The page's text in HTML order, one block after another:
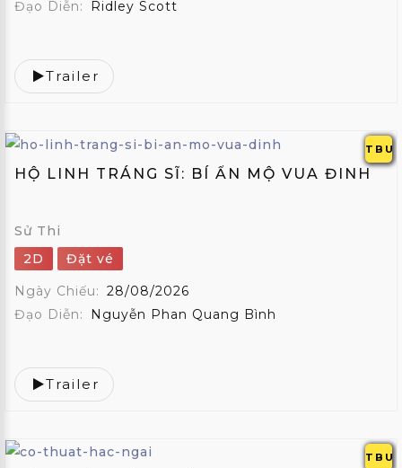
Đạo Diễn: Ridley Scott
Trailer
TBU
HỘ LINH TRÁNG SĨ: BÍ ẨN MỘ VUA ĐINH
Sử Thi
2D
Đặt vé
Ngày Chiếu: 28/08/2026
Đạo Diễn:
Nguyễn Phan Quang Bình
Trailer
TBU